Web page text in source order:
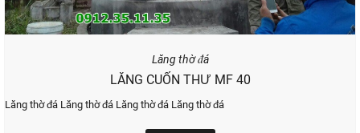
Lăng thờ đá
LĂNG CUỐN THƯ MF 40
Lăng thờ đá Lăng thờ đá Lăng thờ đá Lăng thờ đá